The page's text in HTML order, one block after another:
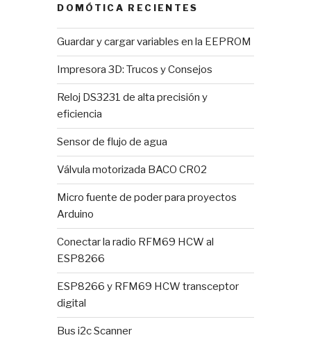
DOMÓTICA RECIENTES
Guardar y cargar variables en la EEPROM
Impresora 3D: Trucos y Consejos
Reloj DS3231 de alta precisión y
eficiencia
Sensor de flujo de agua
Válvula motorizada BACO CR02
Micro fuente de poder para proyectos
Arduino
Conectar la radio RFM69 HCW al
ESP8266
ESP8266 y RFM69 HCW transceptor
digital
Bus i2c Scanner